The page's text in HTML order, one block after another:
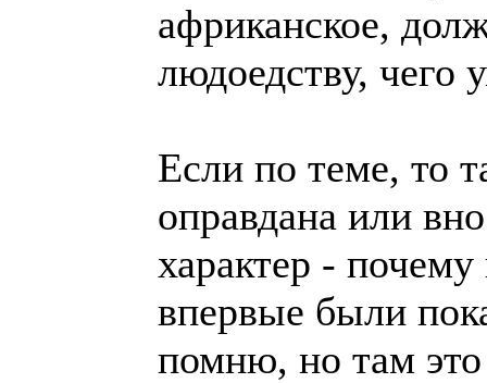
африканское,
людоедству, чего
Если по теме, то
оправдана или
характер -
впервые были
помню, но там